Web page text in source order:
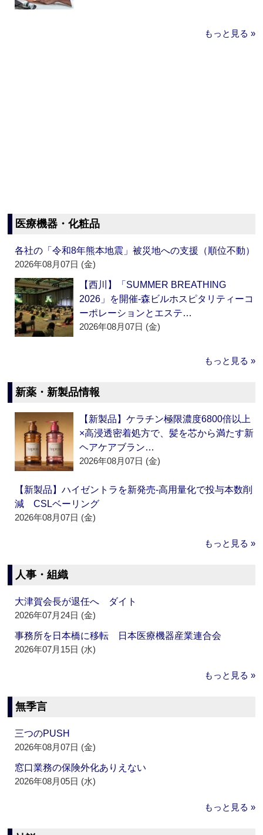
もっと見る »
医療機器・化粧品
各社の「令和8年熊本地震」被災地への支援（順位不動）
2026年08月07日 (金)
【西川】「SUMMER BREATHING
2026」を開催‐森ビルホスピタリティーコ
ーポレーションとエステ…
2026年08月07日 (金)
もっと見る »
新薬・新製品情報
【新製品】ケラチン極限濃度6800倍以上
×高浸透密着処方で、髪を芯から満たす新
ヘアケアブラン…
2026年08月07日 (金)
【新製品】ハイゼントラを新発売‐高用量化で投与本数削
減 CSLベーリング
2026年08月07日 (金)
もっと見る »
人事・組織
大津賀会長が退任へ ダイト
2026年07月24日 (金)
事務所を日本橋に移転 日本医療機器産業連合会
2026年07月15日 (水)
もっと見る »
無季言
三つのPUSH
2026年08月07日 (金)
窓口業務の保険外化ありえない
2026年08月05日 (水)
もっと見る »